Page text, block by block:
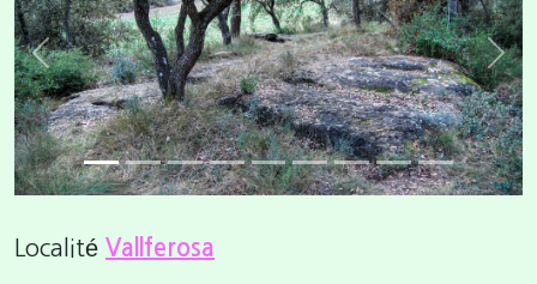
Previous Next
Localité Vallferosa